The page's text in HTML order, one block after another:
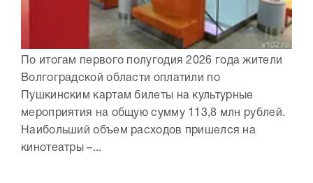
По итогам первого полугодия 2026 года жители
Волгоградской области оплатили по
Пушкинским картам билеты на культурные
мероприятия на общую сумму 113,8 млн рублей.
Наибольший объем расходов пришелся на
кинотеатры –...